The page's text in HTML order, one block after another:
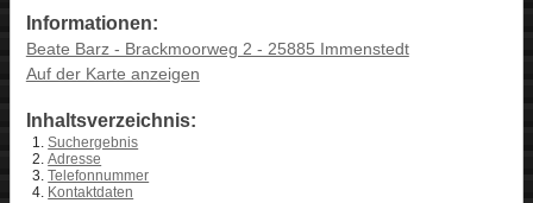
Informationen:
Beate Barz - Brackmoorweg 2 - 25885 Immenstedt
Auf der Karte anzeigen
Inhaltsverzeichnis:
Suchergebnis
Adresse
Telefonnummer
Kontaktdaten